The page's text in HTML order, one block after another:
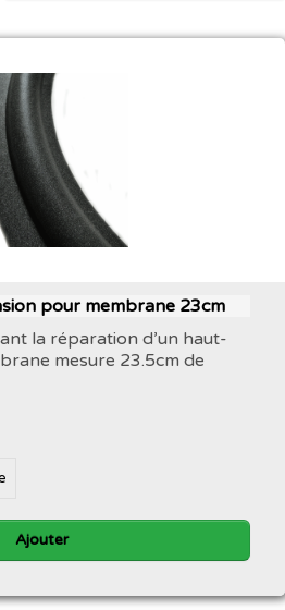
pour membrane 23cm
la réparation d’un haut-
mesure 23.5cm de
Ajouter